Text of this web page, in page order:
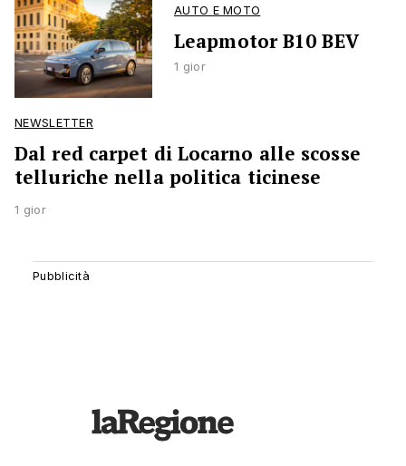
AUTO E MOTO
Leapmotor B10 BEV
1 gior
NEWSLETTER
Dal red carpet di Locarno alle scosse
telluriche nella politica ticinese
1 gior